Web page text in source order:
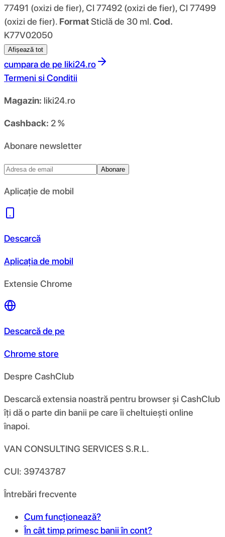
77491 (oxizi de fier), CI 77492 (oxizi de fier), CI 77499
(oxizi de fier). FormatSticlă de 30 ml.Cod.
K77V02050
Afișează tot
cumpara de pe liki24.ro
Termeni si Conditii
Magazin: liki24.ro
Cashback: 2 %
Abonare newsletter
Abonare
Aplicație de mobil
Descarcă
Aplicația de mobil
Extensie Chrome
Descarcă de pe
Chrome store
Despre CashClub
Descarcă extensia noastră pentru browser și CashClub
îți dă o parte din banii pe care îi cheltuiești online
înapoi.
VAN CONSULTING SERVICES S.R.L.
CUI: 39743787
Întrebări frecvente
Cum funcționează?
În cât timp primesc banii în cont?